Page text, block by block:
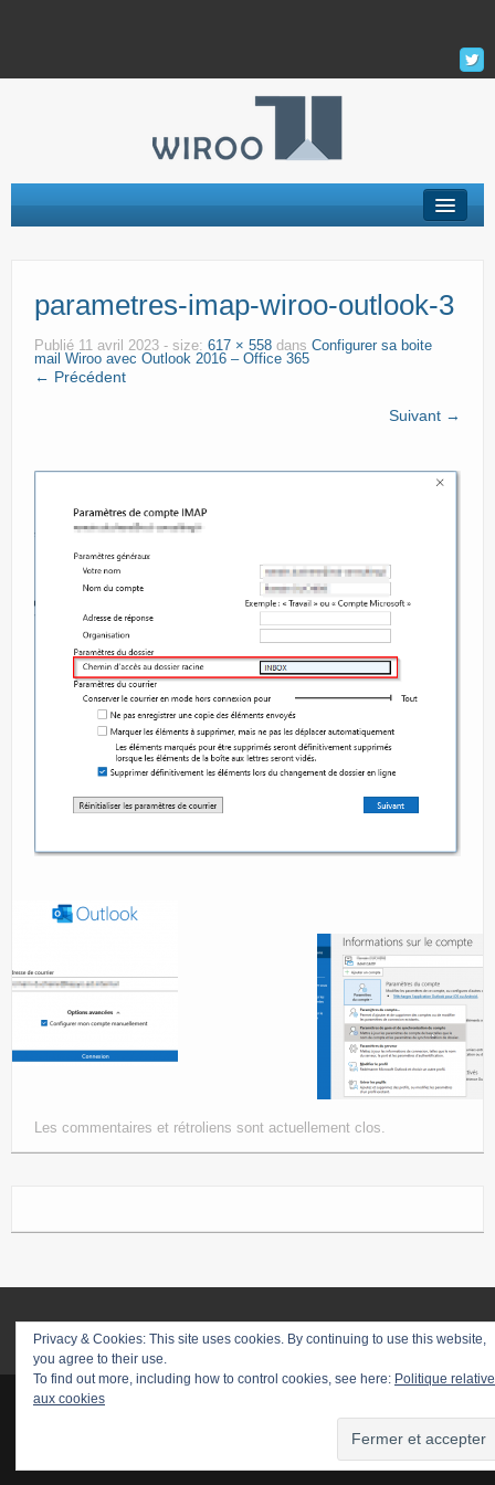
Serveur Privé Virtuel – VPS
VPS Managés
parametres-imap-wiroo-outlook-3
Publié 11 avril 2023 - size: 617 × 558 dans Configurer sa boite
mail Wiroo avec Outlook 2016 – Office 365
← Précédent
Suivant →
Les commentaires et rétroliens sont actuellement clos.
© Wiroo
Privacy & Cookies: This site uses cookies. By continuing to use this website,
you agree to their use.
To find out more, including how to control cookies, see here: Politique relative
aux cookies